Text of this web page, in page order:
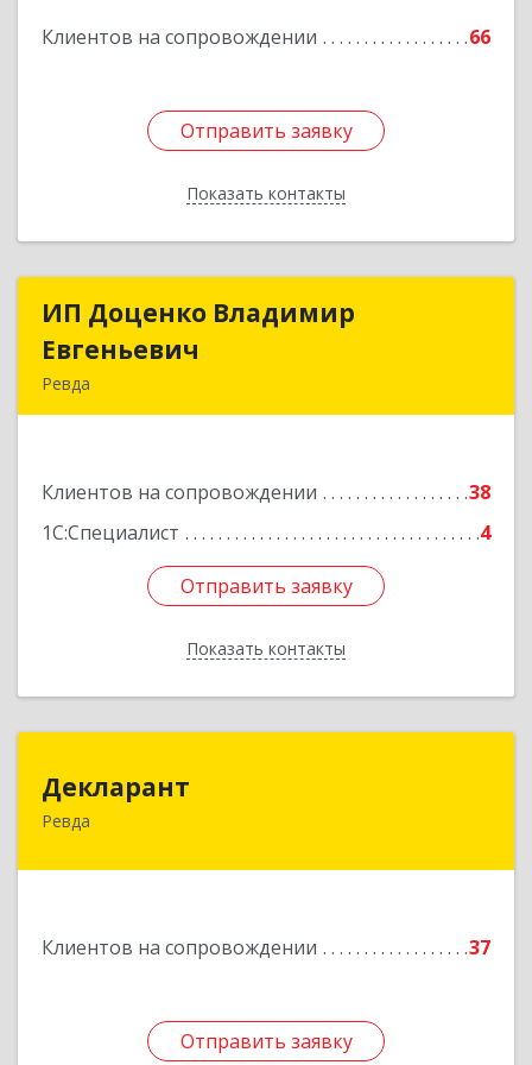
Клиентов на сопровождении 66
Отправить заявку
Показать контакты
Отправить заявку
Назад
ИП Доценко Владимир
Евгеньевич
Ревда
Клиентов на сопровождении
38
1С:Специалист
4
Отправить заявку
Показать контакты
ИП Доценко Владимир
Подробнее
Отправить заявку
Назад
Декларант
Ревда
Клиентов на сопровождении 37
Отправить заявку
623280, Свердловская обл, Ревда г, Азина ул,
Отправить заявку